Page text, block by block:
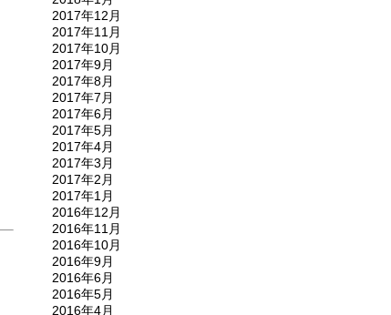
2017年12月
2017年11月
2017年10月
2017年9月
2017年8月
2017年7月
2017年6月
2017年5月
2017年4月
2017年3月
2017年2月
2017年1月
2016年12月
2016年11月
2016年10月
2016年9月
2016年6月
2016年5月
2016年4月